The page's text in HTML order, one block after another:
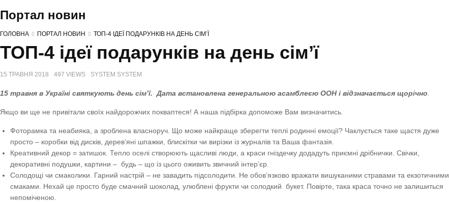
СЕРГІЙ ТЮРІН ПРИВІТАВ МУЗЕЙНИКІВ ОБЛАСТІ З ПРОФЕСІЙНИМ СВЯТОМ
Портал новин
ГОЛОВНА ПОРТАЛ НОВИН ТОП-4 ІДЕЇ ПОДАРУНКІВ НА ДЕНЬ СІМ’Ї
ТОП-4 ідеї подарунків на день сім’ї
15 ТРАВНЯ 2018 497 VIEWS SYSTEM SYSTEM
15 травня в Україні святкують день сім’ї. Дата встановлена генеральною асамблеєю ООН і відзначається щорічно.
Якщо ви ще не привітали своїх найдорожчих покваптеся! А наша підбірка допоможе Вам визначитись.
Фоторамка та неабияка, а зроблена власноруч. Що може найкраще зберегти теплі родинні емоції? Чаклується таке щастя дуже
просто – коробки від дисків, дерев’яні шпажки, блискітки чи вирізки із журналів та Ваша фантазія.
Креативний декор = затишок. Тепло оселі створюють щасливі люди, а краси гніздечку додадуть приємні дрібнички. Свічки,
декоративні подушки, картини – будь – що із цього оживить звичний інтер’єр.
Солодощі чи смаколики. Гарний настрій – не завадить підсолодити. Не обов’язково вражати вишуканими стравами та екзотичними
смаками. Нехай це просто буде смачний шоколад, улюблені фрукти чи солодкий букет. Повірте, така краса точно не залишиться
непоміченою.